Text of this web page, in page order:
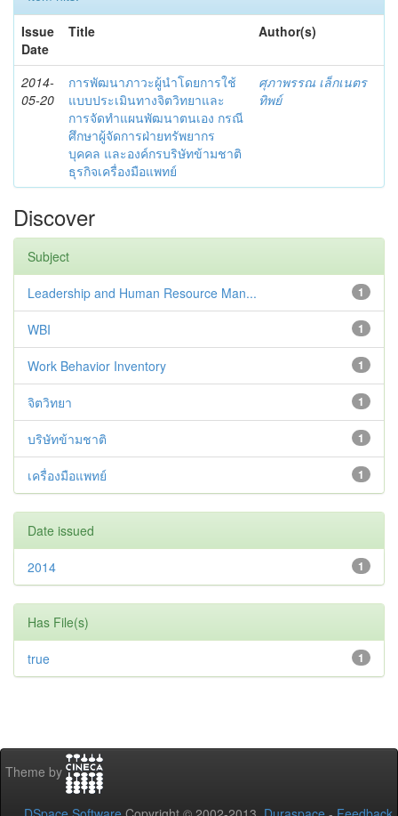
Issue
Date
Title Author(s)
2014-
05-20
การพัฒนาภาวะผู้นำโดยการใช้
แบบประเมินทางจิตวิทยาและ
การจัดทำแผนพัฒนาตนเอง กรณี
ศึกษาผู้จัดการฝ่ายทรัพยากร
บุคคล และองค์กรบริษัทข้ามชาติ
ธุรกิจเครื่องมือแพทย์
ศุภาพรรณ เล็กเนตร
ทิพย์
Discover
Subject
1
Leadership and Human Resource Man...
1
WBI
1
Work Behavior Inventory
1
จิตวิทยา
1
บริษัทข้ามชาติ
1
เครื่องมือแพทย์
Date issued
1
2014
Has File(s)
1
true
Theme by